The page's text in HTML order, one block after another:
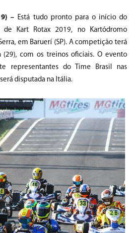
– Está tudo pronto para o início do
de Kart Rotax 2019, no Kartódromo
em Baruerí (SP). A competição terá
(29), com os treinos oficiais. O evento
representantes do Time Brasil nas
disputada na Itália.